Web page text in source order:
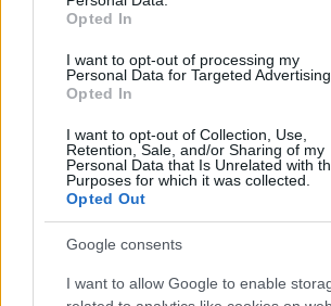
Opted In
I want to opt-out of processing my
Personal Data for Targeted Advertising.
Opted In
I want to opt-out of Collection, Use,
Retention, Sale, and/or Sharing of my
Personal Data that Is Unrelated with
Purposes for which it was collected.
Opted Out
Google consents
I want to allow Google to enable
absurd
gżegżółka